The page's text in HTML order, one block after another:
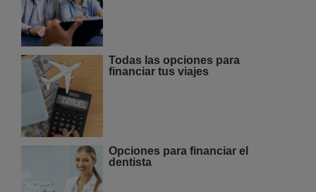
Todas las opciones para
financiar tus viajes
Opciones para financiar el
dentista